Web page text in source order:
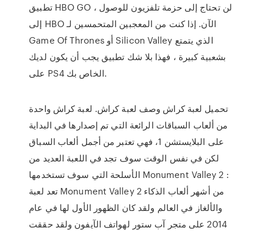
تطبيق HBO GO ، لن تحتاج إلى حزمة تلفزيون للوصول
إلى HBO الآن. إذا كنت من المعجبين المتحمسين لـ
Game Of Thrones أو Silicon Valley الذي يتمتع
بشعبية كبيرة ، فهذا بلا شك تطبيق يجب أن يكون لديك
على PS4 الخاص بك.
تحميل لعبة كراش وصف لعبة كراش. لعبة كراش واحدة
من ألعاب السباقات الرائعة التي تم إصدارها في البداية
على البلايستشن 1، فهي تعتبر من أجمل ألعاب السباق
لكن في نفس الوقت سوف تجد في اللعبة العديد من
الأسلحة التي سوف تستخدمها Monument Valley 2 :
تعد لعبة Monument Valley 2 من أشهر ألعاب الذكاء
والألغاز في العالم ولقد كان الظهور الأول لها في عام
2014 على متجر آب ستور لهواتف الآيفون ولقد حققت